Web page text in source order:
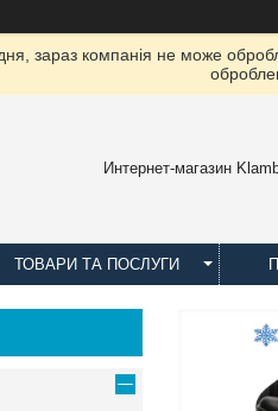
зараз компанія не може
Интернет-магазин
ТОВАРИ ТА ПОСЛУГИ